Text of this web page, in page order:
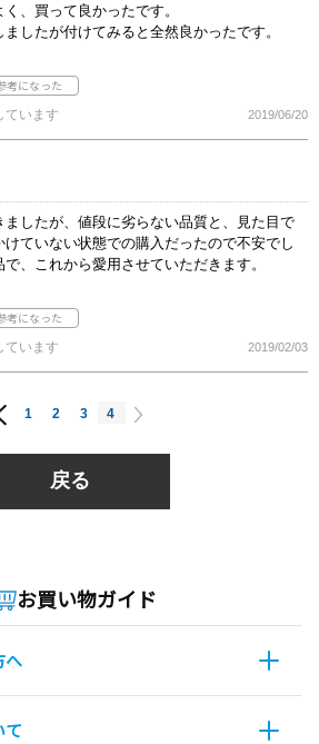
、買って良かったです。
したが付けてみると全然良かったです。
ています 2019/06/20
したが、値段に劣らない品質と、見た目で
ていない状態での購入だったので不安でし
、これから愛用させていただきます。
ています 2019/02/03
1 2 3 4
戻る
お買い物ガイド
へ
て